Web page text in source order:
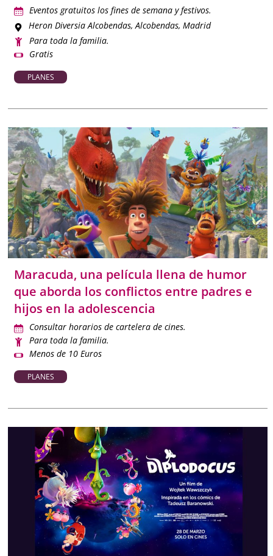
Eventos gratuitos los fines de semana y festivos.
Heron Diversia Alcobendas, Alcobendas, Madrid
Para toda la familia.
Gratis
PLANES
Maracuda, una película llena de humor
que aborda los conflictos entre padres e
hijos en la adolescencia
Consultar horarios de cartelera de cines.
Para toda la familia.
Menos de 10 Euros
PLANES